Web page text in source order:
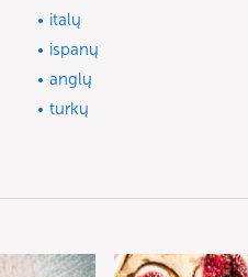
italų
ispanų
anglų
turkų